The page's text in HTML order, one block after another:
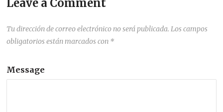
Leave a Comment
Tu dirección de correo electrónico no será publicada. Los campos
obligatorios están marcados con *
Message